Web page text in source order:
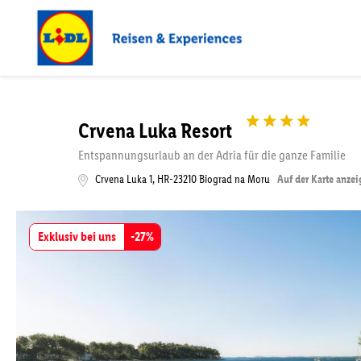
Crvena Luka Resort
Entspannungsurlaub an der Adria für die ganze Familie
Crvena Luka 1, HR-23210Biograd na Moru Auf der Karte
Exklusiv bei uns -27%